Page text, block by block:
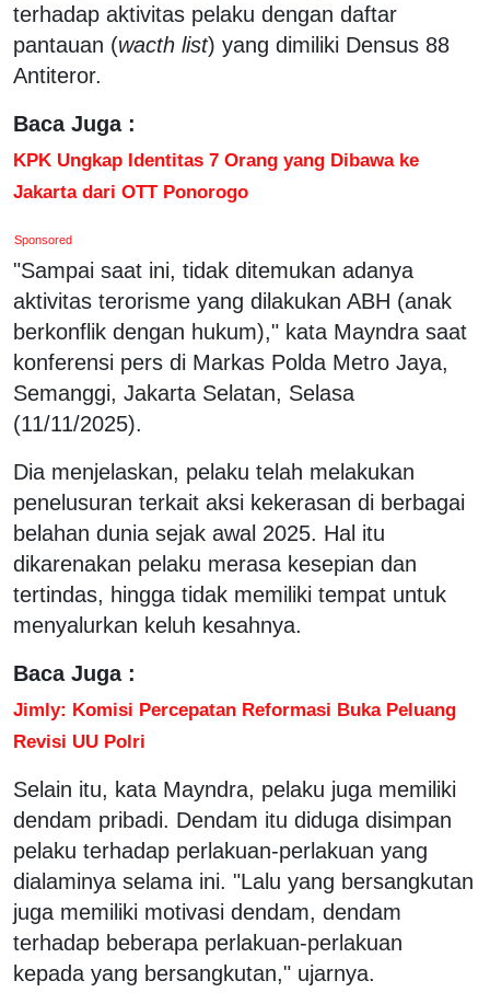
terhadap aktivitas pelaku dengan daftar
pantauan (wacth list) yang dimiliki Densus 88
Antiteror.
Baca Juga :
KPK Ungkap Identitas 7 Orang yang Dibawa ke
Jakarta dari OTT Ponorogo
Sponsored
"Sampai saat ini, tidak ditemukan adanya
aktivitas terorisme yang dilakukan ABH (anak
berkonflik dengan hukum)," kata Mayndra saat
konferensi pers di Markas Polda Metro Jaya,
Semanggi, Jakarta Selatan, Selasa
(11/11/2025).
Dia menjelaskan, pelaku telah melakukan
penelusuran terkait aksi kekerasan di berbagai
belahan dunia sejak awal 2025. Hal itu
dikarenakan pelaku merasa kesepian dan
tertindas, hingga tidak memiliki tempat untuk
menyalurkan keluh kesahnya.
Baca Juga :
Jimly: Komisi Percepatan Reformasi Buka Peluang
Revisi UU Polri
Selain itu, kata Mayndra, pelaku juga memiliki
dendam pribadi. Dendam itu diduga disimpan
pelaku terhadap perlakuan-perlakuan yang
dialaminya selama ini. "Lalu yang bersangkutan
juga memiliki motivasi dendam, dendam
terhadap beberapa perlakuan-perlakuan
kepada yang bersangkutan," ujarnya.